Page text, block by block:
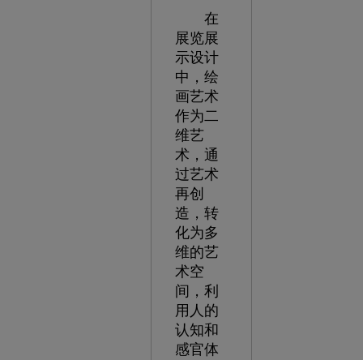
在
展览展
示设计
中，绘
画艺术
作为二
维艺
术，通
过艺术
再创
造，转
化为多
维的艺
术空
间，利
用人的
认知和
感官体